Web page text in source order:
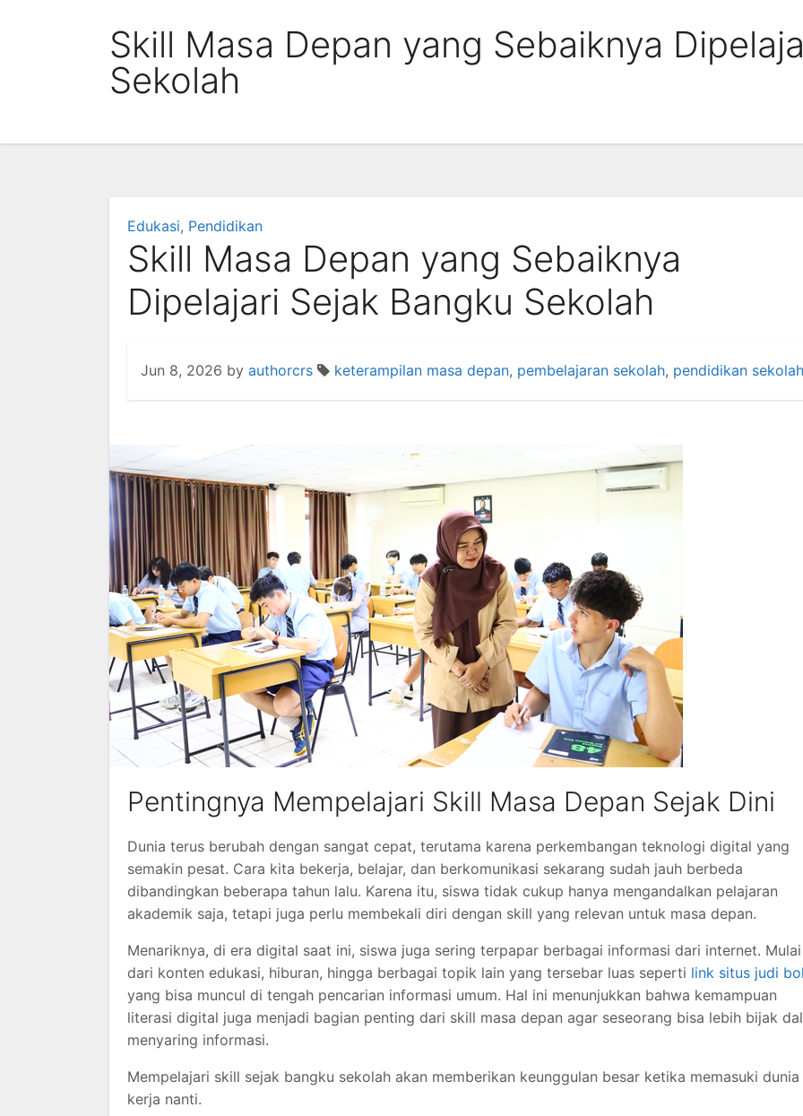
Skill Masa Depan yang Sebaiknya
Sekolah
Edukasi, Pendidikan
Skill Masa Depan yang Sebaiknya
Dipelajari Sejak Bangku Sekolah
Jun 8, 2026 by authorcrs keterampilan masa depan, pembelajaran sekolah, pendidikan sekolah
Pentingnya Mempelajari Skill Masa Depan Sejak Dini
Dunia terus berubah dengan sangat cepat, terutama karena perkembangan teknologi digital yang
semakin pesat. Cara kita bekerja, belajar, dan berkomunikasi sekarang sudah jauh berbeda
dibandingkan beberapa tahun lalu. Karena itu, siswa tidak cukup hanya mengandalkan pelajaran
akademik saja, tetapi juga perlu membekali diri dengan skill yang relevan untuk masa depan.
Menariknya, di era digital saat ini, siswa juga sering terpapar berbagai informasi dari internet. Mulai
dari konten edukasi, hiburan, hingga berbagai topik lain yang tersebar luas seperti link situs judi
yang bisa muncul di tengah pencarian informasi umum. Hal ini menunjukkan bahwa kemampuan
literasi digital juga menjadi bagian penting dari skill masa depan agar seseorang bisa lebih bijak
menyaring informasi.
Mempelajari skill sejak bangku sekolah akan memberikan keunggulan besar ketika memasuki dunia
kerja nanti.